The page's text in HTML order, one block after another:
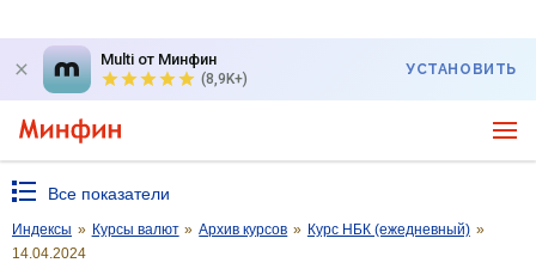
Multi от Минфин
(8,9K+)
УСТАНОВИТЬ
Все показатели
Индексы » Курсы валют » Архив курсов » Курс НБК (ежедневный) »
14.04.2024